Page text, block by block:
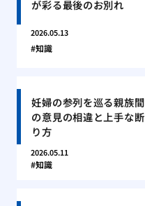
が彩る最後のお別れ
2026.05.13
知識
妊婦の参列を巡る親族間
の意見の相違と上手な断
り方
2026.05.11
知識